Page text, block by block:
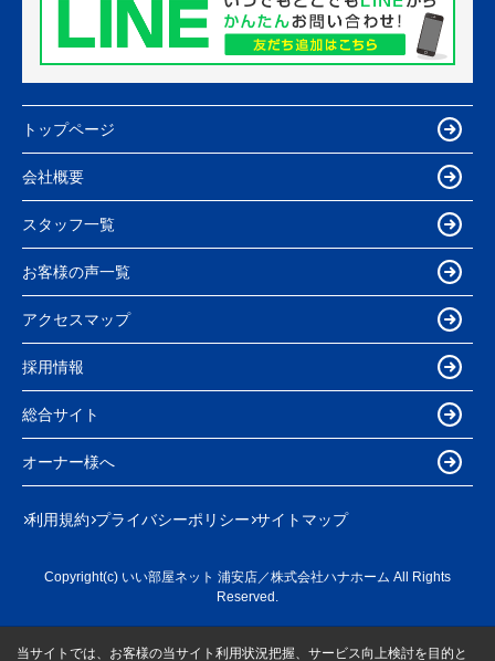
トップページ
会社概要
スタッフ一覧
お客様の声一覧
アクセスマップ
採用情報
総合サイト
オーナー様へ
利用規約 プライバシーポリシー サイトマップ
Copyright(c) いい部屋ネット 浦安店／株式会社ハナホーム All Rights
Reserved.
当サイトでは、お客様の当サイト利用状況把握、サービス向上検討を目的と